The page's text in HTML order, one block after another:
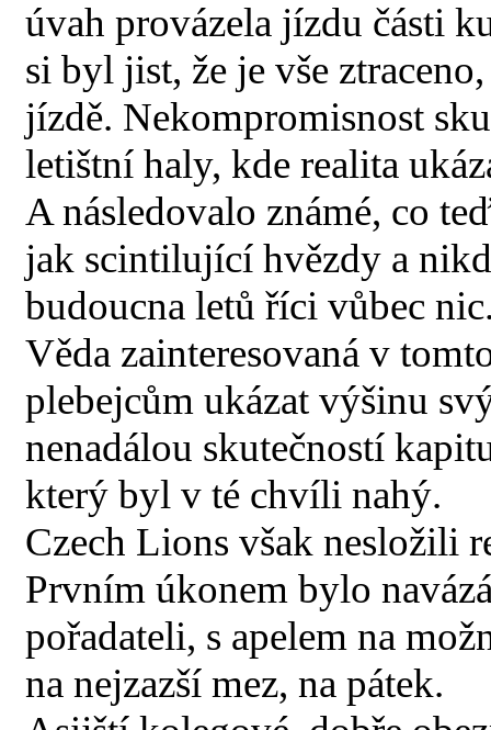
úvah provázela jízdu části
si byl jist, že je vše
jízdě. Nekompromisnost
letištní haly, kde realita
A následovalo známé, co
jak scintilující hvězdy a
budoucna letů říci vůbec
Věda zainteresovaná v
plebejcům ukázat výšinu
nenadálou skutečností
který byl v té chvíli nahý.
Czech Lions však nesložili
Prvním úkonem bylo
pořadateli, s apelem na
na nejzazší mez, na pátek.